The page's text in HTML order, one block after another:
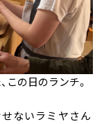
この日のランチ。
ないラミヤさん